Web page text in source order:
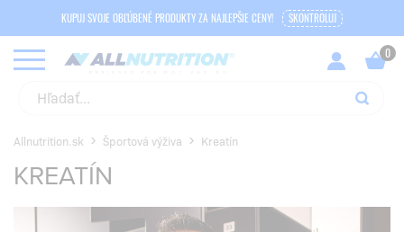
KUPUJ SVOJE OBĽÚBENÉ PRODUKTY ZA NAJLEPŠIE CENY! SKONTROLUJ
Allnutrition.sk Športová výživa Kreatín
KREATÍN